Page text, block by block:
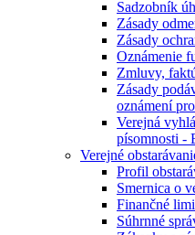
Sadzobník
Zásady
Zásady
Oznámenie
Zmluvy,
Zásady
oznámení
Verejná
písomnosti -
Verejné
Profil
Smernica o
Finančné
Súhrnné